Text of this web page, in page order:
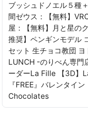
ブッシュドノエル５種
間ゼウス：【無料】
屋：【無料】月と星の
推奨】ペンギンモデル
セット 生チョコ教団
LUNCH -のりべん専門
ーダーLa Fille 【3D】
『FREE』バレンタイ
Chocolates